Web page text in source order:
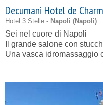
Decumani Hotel de
Hotel 3 Stelle - Napoli (Napoli)
Sei nel cuore di Napoli
Il grande salone con
Una vasca idromassaggio